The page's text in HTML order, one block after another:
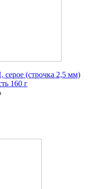
(строчка 2,5 мм)
160 г